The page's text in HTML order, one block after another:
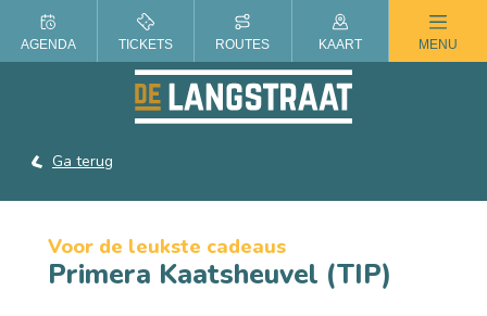
ZOMER IN DE LANGSTRAAT
Ga terug
Voor de leukste cadeaus
Primera Kaatsheuvel (TIP)
AGENDA TICKETS ROUTES KAART MENU